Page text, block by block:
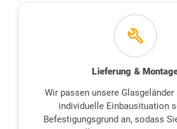
build
Lieferung &
Wir passen unsere
individuelle Einbausituation
Befestigungsgrund an, sodass